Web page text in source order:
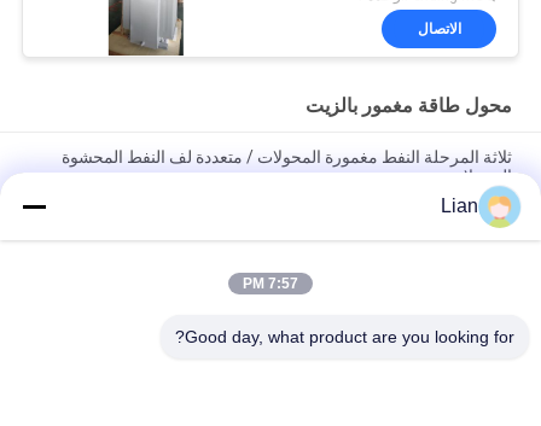
الاتصال
محول طاقة مغمور بالزيت
ثلاثة المرحلة النفط مغمورة المحولات / متعددة لف النفط المحشوة
المحولات
Dyn11 لشبكات التوزيع
محول طاقة ONAN المدمج في زيت التبريد المدمج مع خيارات قابلة
Lian
7:57 PM
Good day, what product are you looking for?